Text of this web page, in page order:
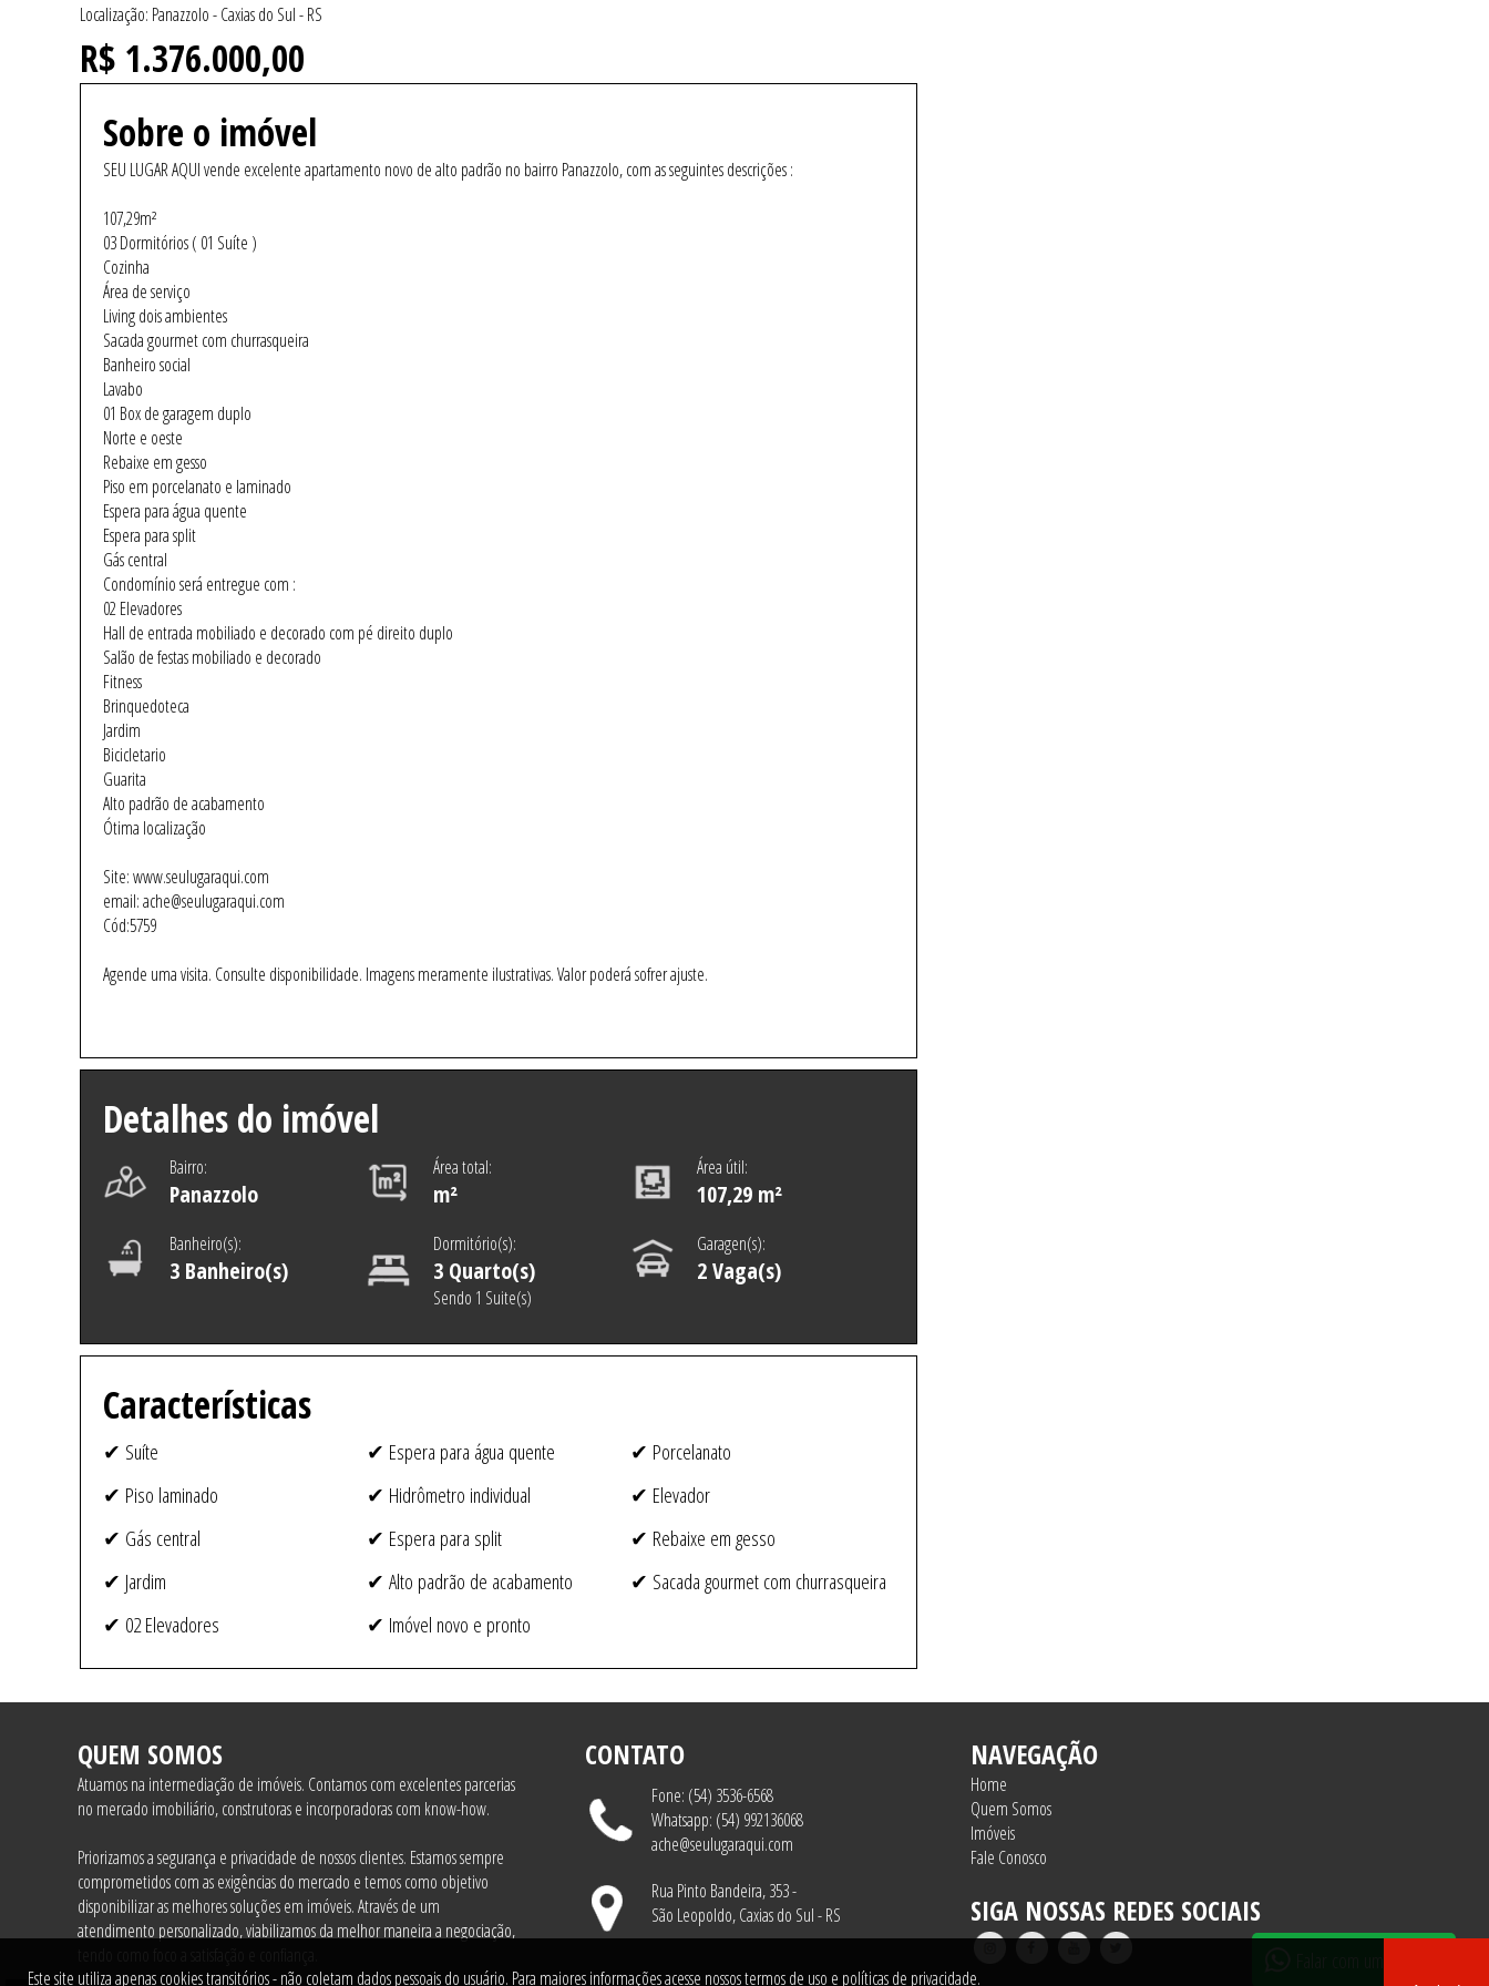
Localização: Panazzolo - Caxias do Sul - RS
R$ 1.376.000,00
Sobre o imóvel
SEU LUGAR AQUI vende excelente apartamento novo de alto padrão no bairro Panazzolo, com as seguintes descrições :
107,29m²
03 Dormitórios ( 01 Suíte )
Cozinha
Área de serviço
Living dois ambientes
Sacada gourmet com churrasqueira
Banheiro social
Lavabo
01 Box de garagem duplo
Norte e oeste
Rebaixe em gesso
Piso em porcelanato e laminado
Espera para água quente
Espera para split
Gás central
Condomínio será entregue com :
02 Elevadores
Hall de entrada mobiliado e decorado com pé direito duplo
Salão de festas mobiliado e decorado
Fitness
Brinquedoteca
Jardim
Bicicletario
Guarita
Alto padrão de acabamento
Ótima localização
Site: www.seulugaraqui.com
email: ache@seulugaraqui.com
Cód:5759
Agende uma visita. Consulte disponibilidade. Imagens meramente ilustrativas. Valor poderá sofrer ajuste.
Detalhes do imóvel
Bairro:
Panazzolo
Área total:
m²
Área útil:
107,29 m²
Banheiro(s):
3 Banheiro(s)
Dormitório(s):
3 Quarto(s)
Sendo 1 Suite(s)
Garagen(s):
2 Vaga(s)
Características
✔ Suíte ✔ Espera para água quente
✔ Porcelanato
✔ Piso laminado
✔ Hidrômetro individual
✔ Elevador
✔ Gás central
✔ Espera para split
✔ Rebaixe em gesso
✔ Jardim
✔ Alto padrão de acabamento
✔ Sacada gourmet com churrasqueira
✔ 02 Elevadores
✔ Imóvel novo e pronto
QUEM SOMOS
Atuamos na intermediação de imóveis. Contamos com excelentes parcerias
no mercado imobiliário, construtoras e incorporadoras com know-how.
Priorizamos a segurança e privacidade de nossos clientes. Estamos sempre
comprometidos com as exigências do mercado e temos como objetivo
disponibilizar as melhores soluções em imóveis. Através de um
atendimento personalizado, viabilizamos da melhor maneira a negociação,
CONTATO
Fone: (54) 3536-6568
Whatsapp: (54) 992136068
ache@seulugaraqui.com
Rua Pinto Bandeira, 353 -
São Leopoldo, Caxias do Sul - RS
NAVEGAÇÃO
Home
Quem Somos
Imóveis
Fale Conosco
SIGA NOSSAS REDES SOCIAIS
Este site utiliza apenas cookies transitórios - não coletam dados pessoais do usuário. Para maiores informações acesse nossos termos de uso e políticas de privacidade.